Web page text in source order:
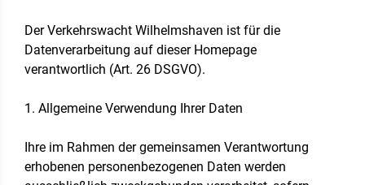
Der Verkehrswacht Wilhelmshaven ist für die
Datenverarbeitung auf dieser Homepage
verantwortlich (Art. 26 DSGVO).
1. Allgemeine Verwendung Ihrer Daten
Ihre im Rahmen der gemeinsamen Verantwortung
erhobenen personenbezogenen Daten werden